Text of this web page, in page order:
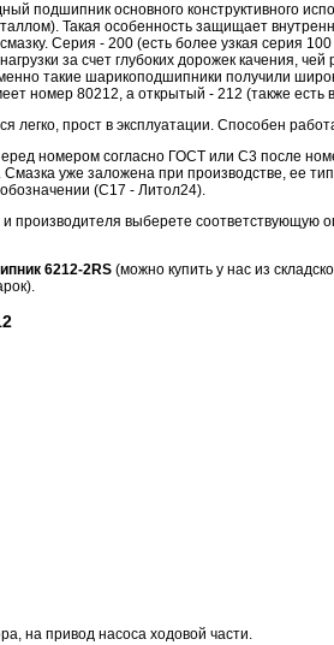
подшипник основного конструктивного
Такая особенность защищает
Серия - 200 (есть более узкая серия
за счет глубоких дорожек качения,
такие шарикоподшипники получили
номер 80212, а открытый - 212 (также есть
легко, прост в эксплуатации. Способен
номером согласно ГОСТ или C3 после
уже заложена при производстве, ее
(С17 - Литол24).
производителя выберете соответствующую
6212-2RS (можно купить у нас из
на привод насоса ходовой части.